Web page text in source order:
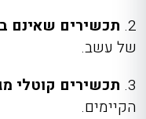
2. תכשירים שאינם
של עשב.
3. תכשירים קוטלי
הקיימים.